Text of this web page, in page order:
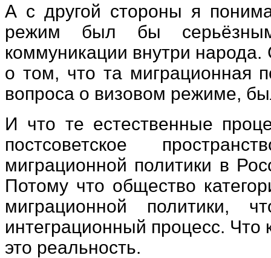
А с другой стороны я
режим был бы
коммуникации внутри народа.
о том, что та миграционная
вопроса о визовом режиме,
И что те естественные
постсоветское
миграционной политики в
Потому что общество
миграционной политики,
интеграционный процесс.
это реальность.